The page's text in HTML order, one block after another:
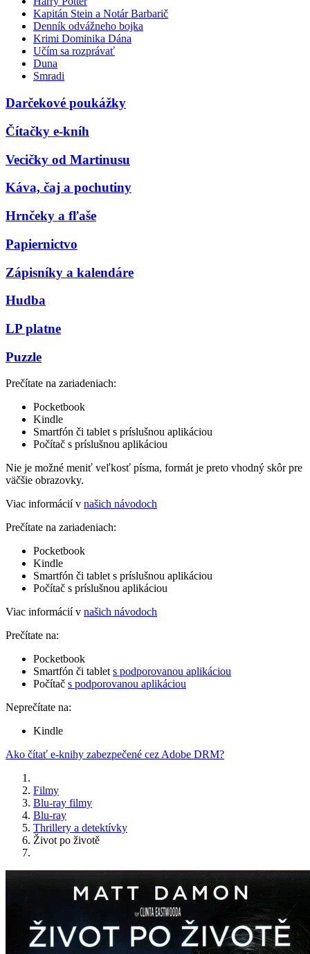
Kapitán Stein a Notár Barbarič
Denník odvážneho bojka
Krimi Dominika Dána
Učím sa rozprávať
Duna
Smradi
Darčekové poukážky
Čítačky e-kníh
Vecičky od Martinusu
Káva, čaj a pochutiny
Hrnčeky a fľaše
Papiernictvo
Zápisníky a kalendáre
Hudba
LP platne
Puzzle
Prečítate na zariadeniach:
Pocketbook
Kindle
Smartfón či tablet s príslušnou aplikáciou
Počítač s príslušnou aplikáciou
Nie je možné meniť veľkosť písma, formát je preto vhodný skôr pre
väčšie obrazovky.
Viac informácií v našich návodoch
Prečítate na zariadeniach:
Pocketbook
Kindle
Smartfón či tablet s príslušnou aplikáciou
Počítač s príslušnou aplikáciou
Viac informácií v našich návodoch
Prečítate na:
Pocketbook
Smartfón či tablet s podporovanou aplikáciou
Počítač s podporovanou aplikáciou
Neprečítate na:
Kindle
Ako čítať e-knihy zabezpečené cez Adobe DRM?
Filmy
Blu-ray filmy
Blu-ray
Thrillery a detektívky
Život po životě